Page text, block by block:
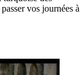
vos journées à